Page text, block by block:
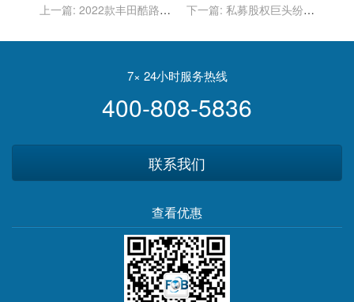
上一篇: 2022款丰田酷路泽
下一篇: 私募股权巨头纷纷
资集团新设专职拓展业务
7× 24小时服务热线
400-808-5836
联系我们
查看优惠